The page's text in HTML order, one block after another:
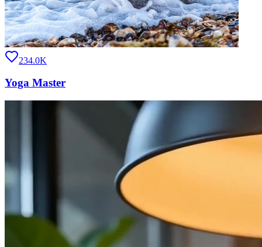
234.0K
Yoga Master